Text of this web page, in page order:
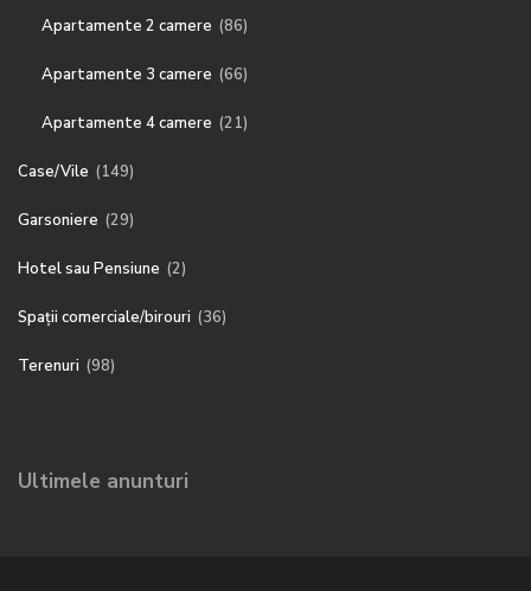
Apartamente 2 camere (86)
Apartamente 3 camere (66)
Apartamente 4 camere (21)
Case/Vile (149)
Garsoniere (29)
Hotel sau Pensiune (2)
Spații comerciale/birouri (36)
Terenuri (98)
Ultimele anunturi